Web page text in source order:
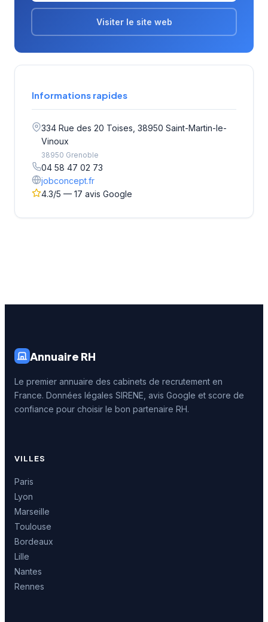
Visiter le site web
Informations rapides
334 Rue des 20 Toises, 38950 Saint-Martin-le-
Vinoux
38950 Grenoble
04 58 47 02 73
jobconcept.fr
4.3/5 — 17 avis Google
Annuaire RH
Le premier annuaire des cabinets de recrutement en
France. Données légales SIRENE, avis Google et score de
confiance pour choisir le bon partenaire RH.
VILLES
Paris
Lyon
Marseille
Toulouse
Bordeaux
Lille
Nantes
Rennes